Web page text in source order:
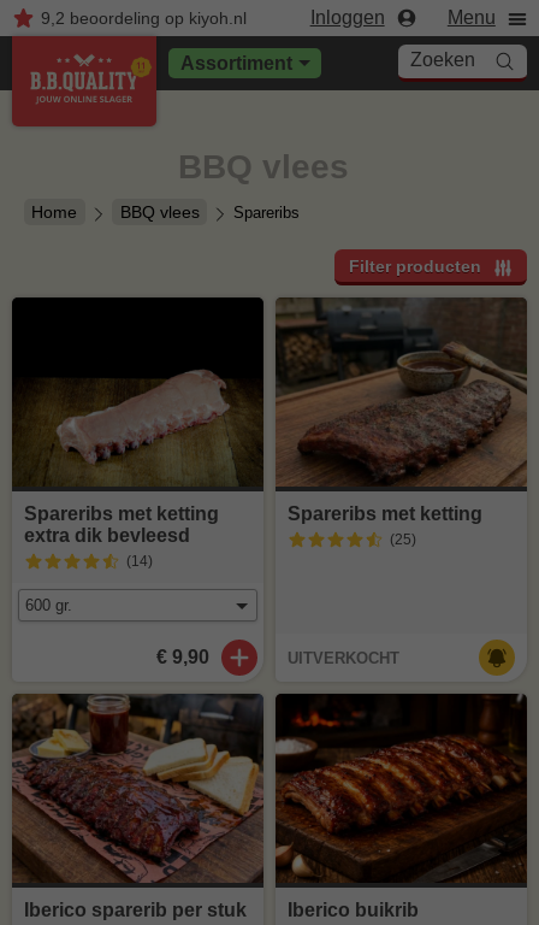
9,2 beoordelingop kiyoh.nl Inloggen Menu
Assortiment Zoeken
Home BBQ vlees Spareribs
BBQ vlees
Filter producten
Spareribs met ketting
extra dik bevleesd
(14)
€ 9,90
Spareribs met ketting
(25)
UITVERKOCHT
Iberico sparerib per stuk Iberico buikrib